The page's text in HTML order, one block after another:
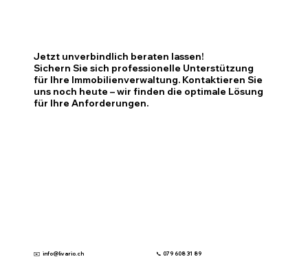
Jetzt unverbindlich beraten lassen!
Sichern Sie sich professionelle Unterstützung
für Ihre Immobilienverwaltung. Kontaktieren Sie
uns noch heute – wir finden die optimale Lösung
für Ihre Anforderungen.
📞 079 608 31 89
✉️ info@livario.ch